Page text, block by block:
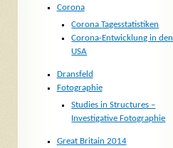
Corona
Corona Tagesstatistiken
Corona-Entwicklung in den
USA
Dransfeld
Fotographie
Studies in Structures –
Investigative Fotographie
Great Britain 2014